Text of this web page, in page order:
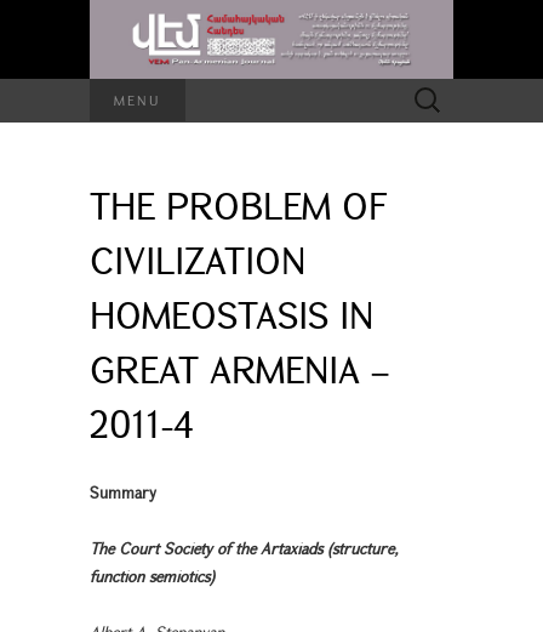
MENU
Search
for:
THE PROBLEM OF
CIVILIZATION
HOMEOSTASIS IN
GREAT ARMENIA –
2011-4
Summary
The Court Society of the Artaxiads (structure,
function semiotics)